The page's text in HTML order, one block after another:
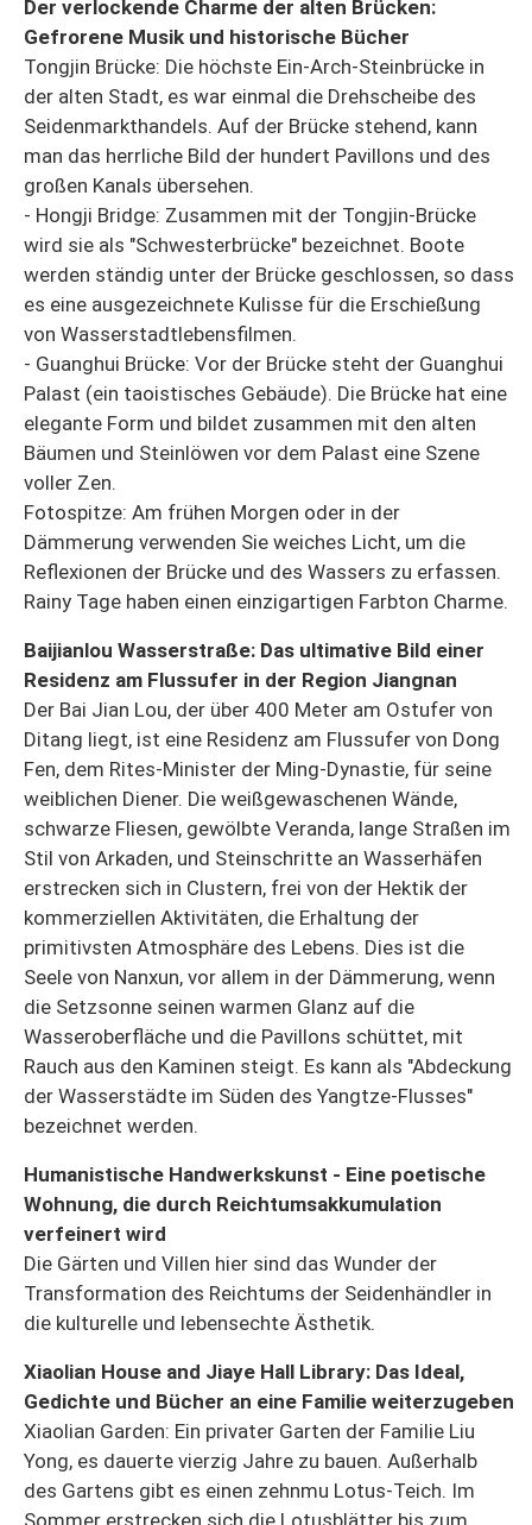
Der verlockende Charme der alten Brücken:
Gefrorene Musik und historische Bücher
Tongjin Brücke: Die höchste Ein-Arch-Steinbrücke in
der alten Stadt, es war einmal die Drehscheibe des
Seidenmarkthandels. Auf der Brücke stehend, kann
man das herrliche Bild der hundert Pavillons und des
großen Kanals übersehen.
- Hongji Bridge: Zusammen mit der Tongjin-Brücke
wird sie als "Schwesterbrücke" bezeichnet. Boote
werden ständig unter der Brücke geschlossen, so dass
es eine ausgezeichnete Kulisse für die Erschießung
von Wasserstadtlebensfilmen.
- Guanghui Brücke: Vor der Brücke steht der Guanghui
Palast (ein taoistisches Gebäude). Die Brücke hat eine
elegante Form und bildet zusammen mit den alten
Bäumen und Steinlöwen vor dem Palast eine Szene
voller Zen.
Fotospitze: Am frühen Morgen oder in der
Dämmerung verwenden Sie weiches Licht, um die
Reflexionen der Brücke und des Wassers zu erfassen.
Rainy Tage haben einen einzigartigen Farbton Charme.
Baijianlou Wasserstraße: Das ultimative Bild einer
Residenz am Flussufer in der Region Jiangnan
Der Bai Jian Lou, der über 400 Meter am Ostufer von
Ditang liegt, ist eine Residenz am Flussufer von Dong
Fen, dem Rites-Minister der Ming-Dynastie, für seine
weiblichen Diener. Die weißgewaschenen Wände,
schwarze Fliesen, gewölbte Veranda, lange Straßen im
Stil von Arkaden, und Steinschritte an Wasserhäfen
erstrecken sich in Clustern, frei von der Hektik der
kommerziellen Aktivitäten, die Erhaltung der
primitivsten Atmosphäre des Lebens. Dies ist die
Seele von Nanxun, vor allem in der Dämmerung, wenn
die Setzsonne seinen warmen Glanz auf die
Wasseroberfläche und die Pavillons schüttet, mit
Rauch aus den Kaminen steigt. Es kann als "Abdeckung
der Wasserstädte im Süden des Yangtze-Flusses"
bezeichnet werden.
Humanistische Handwerkskunst - Eine poetische
Wohnung, die durch Reichtumsakkumulation
verfeinert wird
Die Gärten und Villen hier sind das Wunder der
Transformation des Reichtums der Seidenhändler in
die kulturelle und lebensechte Ästhetik.
Xiaolian House and Jiaye Hall Library: Das Ideal,
Gedichte und Bücher an eine Familie weiterzugeben
Xiaolian Garden: Ein privater Garten der Familie Liu
Yong, es dauerte vierzig Jahre zu bauen. Außerhalb
des Gartens gibt es einen zehnmu Lotus-Teich. Im
Sommer erstrecken sich die Lotusblätter bis zum